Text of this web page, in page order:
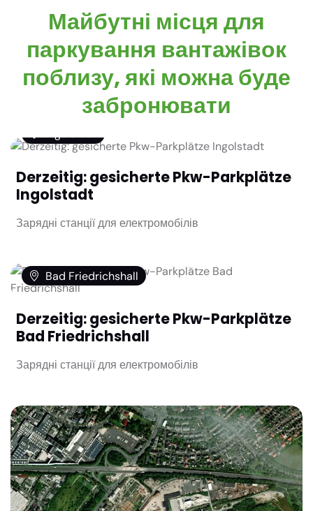
Майбутні місця для
паркування вантажівок
поблизу, які можна буде
забронювати
Ingolstadt
Derzeitig: gesicherte Pkw-Parkplätze
Ingolstadt
Зарядні станції для електромобілів
Bad Friedrichshall
Derzeitig: gesicherte Pkw-Parkplätze
Bad Friedrichshall
Зарядні станції для електромобілів